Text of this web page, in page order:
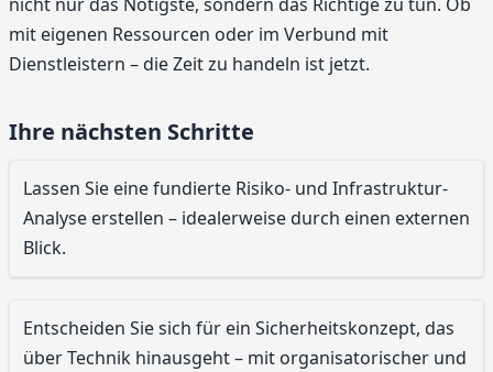
mit eigenen Ressourcen oder im Verbund mit
Dienstleistern – die Zeit zu handeln ist jetzt.
Ihre nächsten Schritte
Lassen Sie eine fundierte Risiko- und Infrastruktur-
Analyse erstellen – idealerweise durch einen externen
Blick.
Entscheiden Sie sich für ein Sicherheitskonzept, das
über Technik hinausgeht – mit organisatorischer und